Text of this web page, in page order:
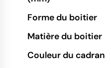
Forme du boitier
Matière du boitier
Couleur du cadran